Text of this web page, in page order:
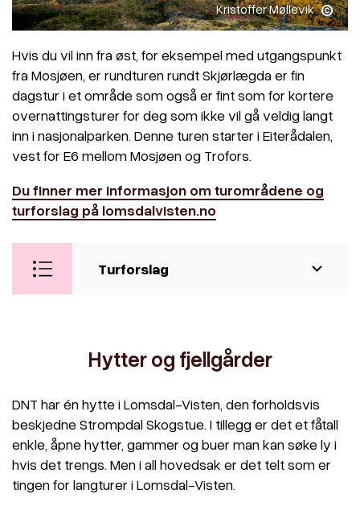
Kristoffer Møllevik
Hvis du vil inn fra øst, for eksempel med utgangspunkt
fra Mosjøen, er rundturen rundt Skjørlægda er fin
dagstur i et område som også er fint som for kortere
overnattingsturer for deg som ikke vil gå veldig langt
inn i nasjonalparken. Denne turen starter i Eiterådalen,
vest for E6 mellom Mosjøen og Trofors.
Du finner mer informasjon om turområdene og
turforslag på lomsdalvisten.no
Turforslag
Hytter og fjellgårder
DNT har én hytte i Lomsdal-Visten, den forholdsvis
beskjedne Strompdal Skogstue. I tillegg er det et fåtall
enkle, åpne hytter, gammer og buer man kan søke ly i
hvis det trengs. Men i all hovedsak er det telt som er
tingen for langturer i Lomsdal-Visten.